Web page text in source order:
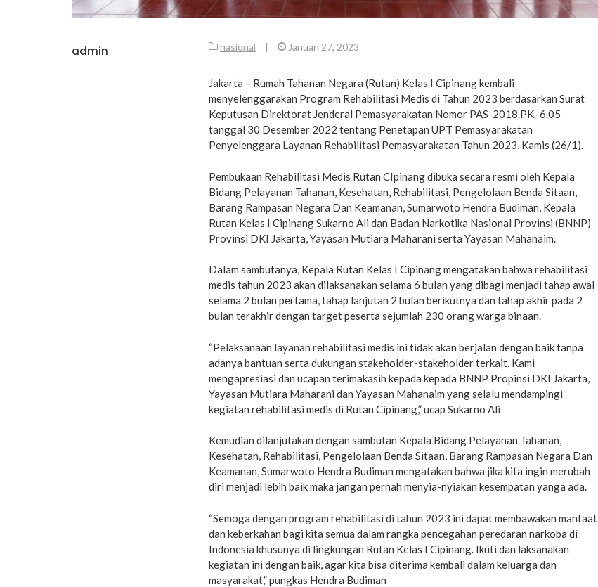
admin nasional | Januari 27, 2023
Jakarta – Rumah Tahanan Negara (Rutan) Kelas I Cipinang kembali
menyelenggarakan Program Rehabilitasi Medis di Tahun 2023 berdasarkan Surat
Keputusan Direktorat Jenderal Pemasyarakatan Nomor PAS-2018.PK.-6.05
tanggal 30 Desember 2022 tentang Penetapan UPT Pemasyarakatan
Penyelenggara Layanan Rehabilitasi Pemasyarakatan Tahun 2023, Kamis (26/1).
Pembukaan Rehabilitasi Medis Rutan CIpinang dibuka secara resmi oleh Kepala
Bidang Pelayanan Tahanan, Kesehatan, Rehabilitasi, Pengelolaan Benda Sitaan,
Barang Rampasan Negara Dan Keamanan, Sumarwoto Hendra Budiman, Kepala
Rutan Kelas I Cipinang Sukarno Ali dan Badan Narkotika Nasional Provinsi (BNNP)
Provinsi DKI Jakarta, Yayasan Mutiara Maharani serta Yayasan Mahanaim.
Dalam sambutanya, Kepala Rutan Kelas I Cipinang mengatakan bahwa rehabilitasi
medis tahun 2023 akan dilaksanakan selama 6 bulan yang dibagi menjadi tahap awal
selama 2 bulan pertama, tahap lanjutan 2 bulan berikutnya dan tahap akhir pada 2
bulan terakhir dengan target peserta sejumlah 230 orang warga binaan.
“Pelaksanaan layanan rehabilitasi medis ini tidak akan berjalan dengan baik tanpa
adanya bantuan serta dukungan stakeholder-stakeholder terkait. Kami
mengapresiasi dan ucapan terimakasih kepada kepada BNNP Propinsi DKI Jakarta,
Yayasan Mutiara Maharani dan Yayasan Mahanaim yang selalu mendampingi
kegiatan rehabilitasi medis di Rutan Cipinang,” ucap Sukarno Ali
Kemudian dilanjutakan dengan sambutan Kepala Bidang Pelayanan Tahanan,
Kesehatan, Rehabilitasi, Pengelolaan Benda Sitaan, Barang Rampasan Negara Dan
Keamanan, Sumarwoto Hendra Budiman mengatakan bahwa jika kita ingin merubah
diri menjadi lebih baik maka jangan pernah menyia-nyiakan kesempatan yanga ada.
“Semoga dengan program rehabilitasi di tahun 2023 ini dapat membawakan manfaat
dan keberkahan bagi kita semua dalam rangka pencegahan peredaran narkoba di
Indonesia khusunya di lingkungan Rutan Kelas I Cipinang. Ikuti dan laksanakan
kegiatan ini dengan baik, agar kita bisa diterima kembali dalam keluarga dan
masyarakat,” pungkas Hendra Budiman